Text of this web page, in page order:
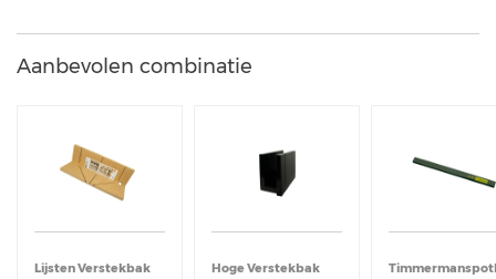
Aanbevolen combinatie
Lijsten Verstekbak
Hoge Verstekbak